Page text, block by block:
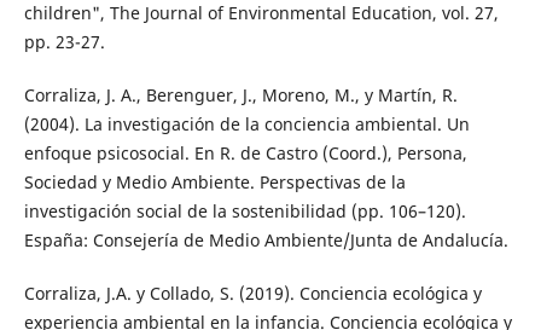
children", The Journal of Environmental Education, vol. 27,
pp. 23-27.
Corraliza, J. A., Berenguer, J., Moreno, M., y Martín, R.
(2004). La investigación de la conciencia ambiental. Un
enfoque psicosocial. En R. de Castro (Coord.), Persona,
Sociedad y Medio Ambiente. Perspectivas de la
investigación social de la sostenibilidad (pp. 106–120).
España: Consejería de Medio Ambiente/Junta de Andalucía.
Corraliza, J.A. y Collado, S. (2019). Conciencia ecológica y
experiencia ambiental en la infancia. Conciencia ecológica y